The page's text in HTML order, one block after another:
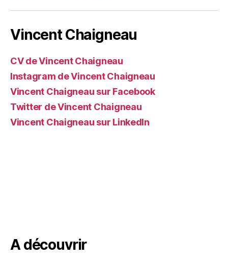
Vincent Chaigneau
CV de Vincent Chaigneau
Instagram de Vincent Chaigneau
Vincent Chaigneau sur Facebook
Twitter de Vincent Chaigneau
Vincent Chaigneau sur LinkedIn
A découvrir